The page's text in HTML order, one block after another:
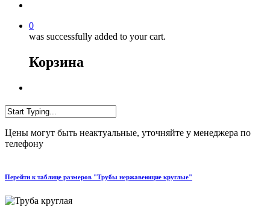
0
was successfully added to your cart.
Корзина
Цены могут быть неактуальные, уточняйте у менеджера по
телефону
Перейти к таблице размеров "Трубы нержавеющие круглые"